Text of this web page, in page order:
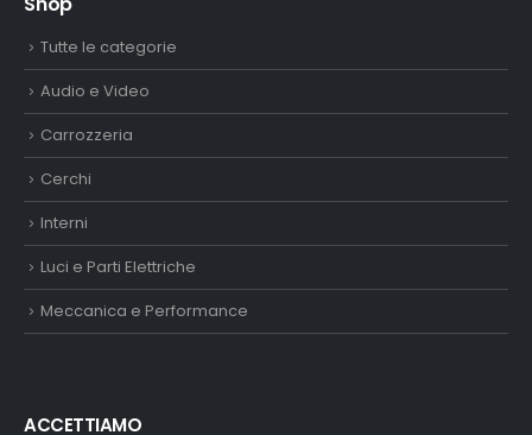
Tutte le categorie
Audio e Video
Carrozzeria
Cerchi
Interni
Luci e Parti Elettriche
Meccanica e Performance
ACCETTIAMO